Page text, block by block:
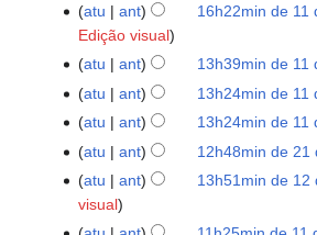
ã
o
atu
ant 16h22min de 11
Edição visual
atu
ant 13h39min de 11
atu
ant 13h24min de 11
S
m
r
e
atu
ant 13h24min de 11
S
m
21
de
janeiro
atu ant 12h48min de 21
S
e
12
julho
atu ant 13h51min de 12
visual